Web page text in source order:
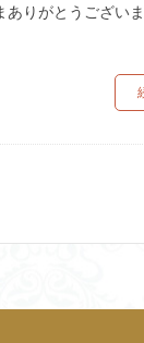
ありがとうござい